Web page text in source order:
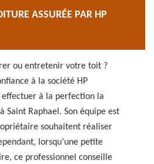
ASSURÉE PAR HP
ou entretenir votre toit ?
à la société HP
à la perfection la
Saint Raphael. Son équipe est
souhaitent réaliser
lorsqu’une petite
ce professionnel conseille